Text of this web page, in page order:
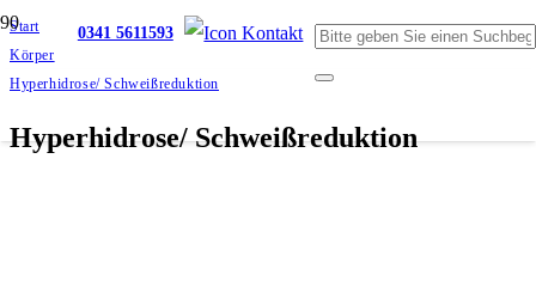
0341 5611593
Start
Körper
Hyperhidrose/ Schweißreduktion
Hyperhidrose/ Schweißreduktion